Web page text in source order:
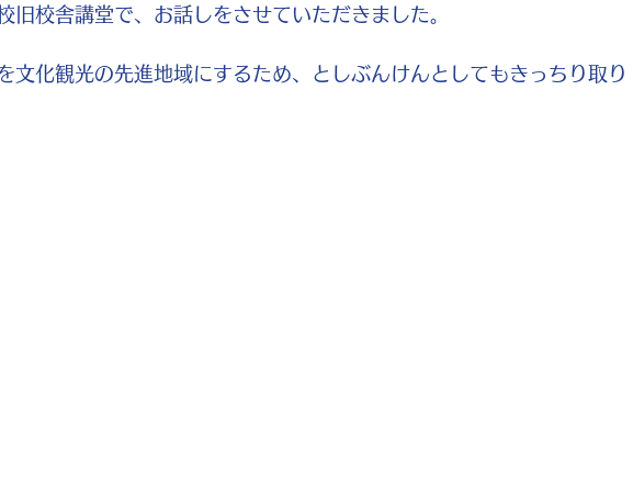
旧校舎講堂で、お話しをさせていただきました。
文化観光の先進地域にするため、としぶんけんとしてもきっちり取り